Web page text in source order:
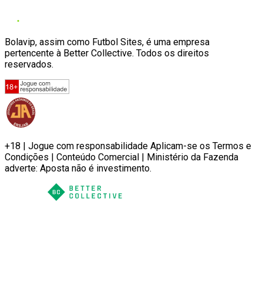
Bolavip, assim como Futbol Sites, é uma empresa
pertencente à Better Collective. Todos os direitos
reservados.
+18 | Jogue com responsabilidade Aplicam-se os Termos e
Condições | Conteúdo Comercial | Ministério da Fazenda
adverte: Aposta não é investimento.